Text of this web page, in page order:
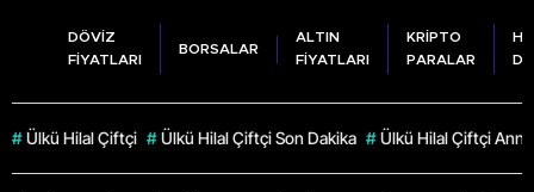
DÖVİZ
FİYATLARI
BORSALAR
ALTIN
FİYATLARI
KRİPTO
PARALAR
# Ülkü Hilal Çiftçi # Ülkü Hilal Çiftçi Son Dakika # Ülkü Hilal Çiftçi